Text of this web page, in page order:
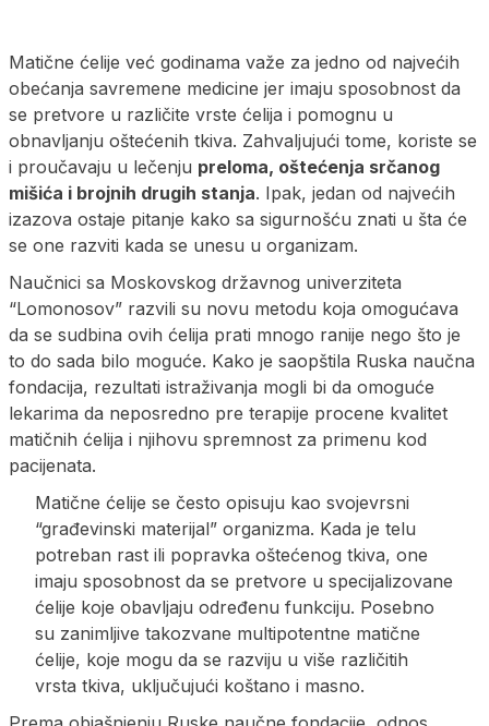
Matične ćelije već godinama važe za jedno od najvećih
obećanja savremene medicine jer imaju sposobnost da
se pretvore u različite vrste ćelija i pomognu u
obnavljanju oštećenih tkiva. Zahvaljujući tome, koriste se
i proučavaju u lečenju preloma, oštećenja srčanog
mišića i brojnih drugih stanja. Ipak, jedan od najvećih
izazova ostaje pitanje kako sa sigurnošću znati u šta će
se one razviti kada se unesu u organizam.
Naučnici sa Moskovskog državnog univerziteta
“Lomonosov” razvili su novu metodu koja omogućava
da se sudbina ovih ćelija prati mnogo ranije nego što je
to do sada bilo moguće. Kako je saopštila Ruska naučna
fondacija, rezultati istraživanja mogli bi da omoguće
lekarima da neposredno pre terapije procene kvalitet
matičnih ćelija i njihovu spremnost za primenu kod
pacijenata.
Matične ćelije se često opisuju kao svojevrsni
“građevinski materijal” organizma. Kada je telu
potreban rast ili popravka oštećenog tkiva, one
imaju sposobnost da se pretvore u specijalizovane
ćelije koje obavljaju određenu funkciju. Posebno
su zanimljive takozvane multipotentne matične
ćelije, koje mogu da se razviju u više različitih
vrsta tkiva, uključujući koštano i masno.